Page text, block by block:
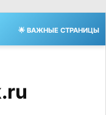
🌟 ВАЖНЫЕ СТРАНИЦЫ